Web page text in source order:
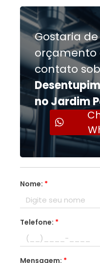
Gostaria
contato
no Jardim
Nome: *
Telefone: *
Mensagem: *